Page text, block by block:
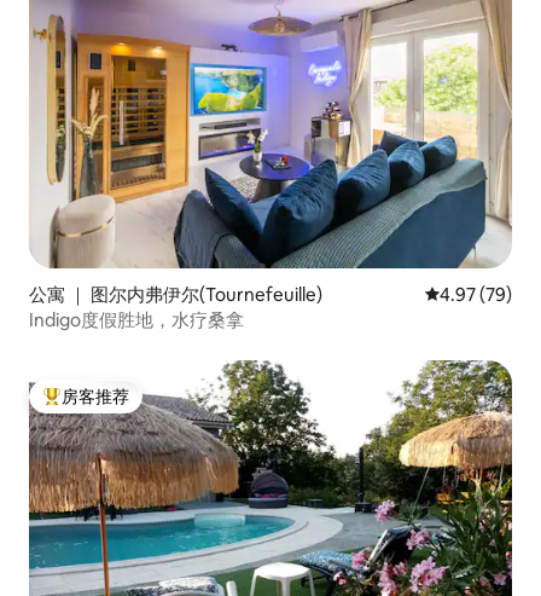
公寓 ｜ 图尔内弗伊尔(Tournefeuille) 平均评分
4.97 (79)
Indigo度假胜地，水疗桑拿
热门「房客推荐」
房客推荐